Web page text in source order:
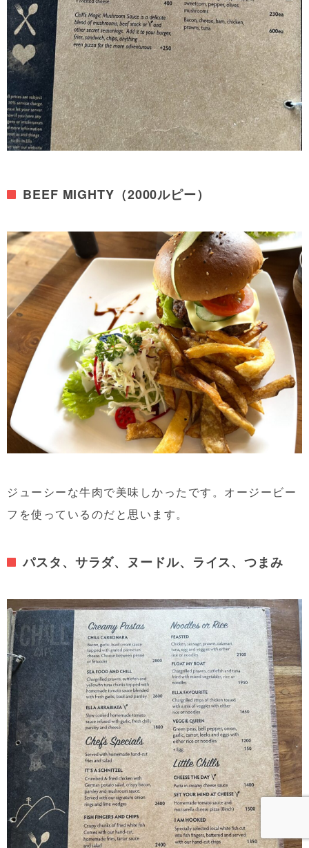
BEEF MIGHTY（2000ルピー）
ジューシーな牛肉で美味しかったです。オージービー
フを使っているのだと思います。
パスタ、サラダ、ヌードル、ライス、つまみ